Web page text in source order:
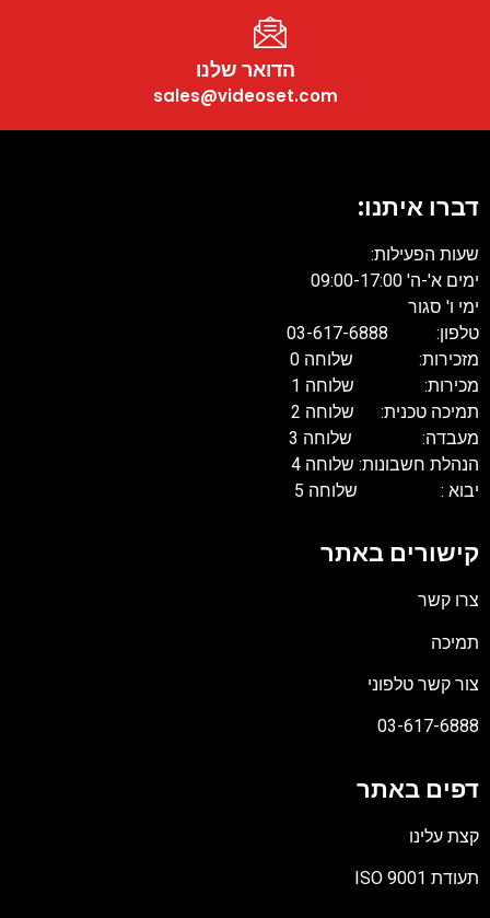
הדואר שלנו
sales@videoset.com
דברו איתנו:
שעות הפעילות:
ימים א'-ה' 09:00-17:00
ימי ו' סגור
טלפון: 03-617-6888
מזכירות: שלוחה 0
מכירות: שלוחה 1
תמיכה טכנית: שלוחה 2
מעבדה: שלוחה 3
הנהלת חשבונות: שלוחה 4
יבוא : שלוחה 5
קישורים באתר
צרו קשר
תמיכה
צור קשר טלפוני
03-617-6888
דפים באתר
קצת עלינו
תעודת ISO 9001